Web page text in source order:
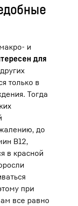
и
для
только в
Тогда
до
B12,
в красной
при
все равно